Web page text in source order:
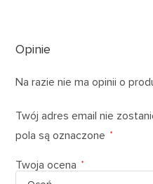
Opinie
Na razie nie ma opinii o
Twój adres email nie
pola są oznaczone
*
Twoja ocena *